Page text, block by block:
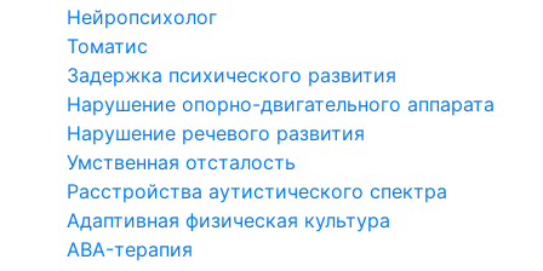
Нейропсихолог
Томатис
Задержка психического развития
Нарушение опорно-двигательного аппарата
Нарушение речевого развития
Умственная отсталость
Расстройства аутистического спектра
Адаптивная физическая культура
ABA-терапия